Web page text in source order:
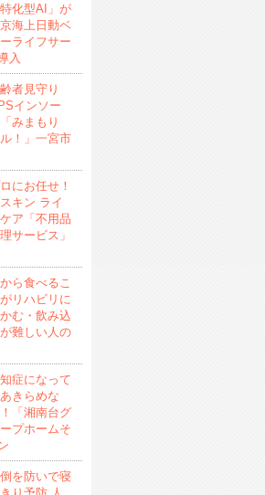
化型AI」が
海上日動ベ
ライフサー
入
者見守り
インソー
みまもり
！」一宮市
にお任せ！
キン ライ
ア「不用品
サービス」
ら食べるこ
リハビリに
かむ・飲み込
難しい人の
症になって
きらめな
「湘南台グ
プホームそ
を防いで寝